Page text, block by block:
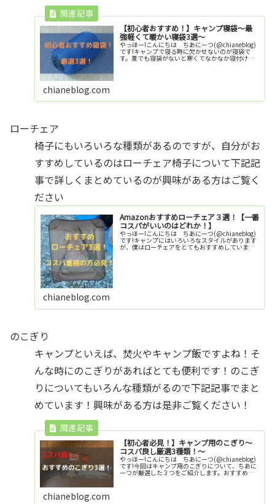
【初心者おすすめ！】キャンプ寝袋〜最
強軽くて暖かい寝袋3選〜
やっほー!こんにちは ちあにーつ(@chianeblog)
です!キャンプで寝る時に欠かせないのが寝袋で
す。夏でも寝袋がないと寒くてなかなか寝付けず
につらい思いをしてしまいます。そうならないた
chianeblog.com
ローチェア
椅子にもいろいろな種類があるのですが、自分がお
すすめしているのはローチェア椅子について下記記
事で詳しくまとめているのが興味がある方はご覧く
ださい
Amazonおすすめローチェア３選！【一番
コスパがいいのはどれか！】
やっほー!こんにちは ちあにーつ(@chianeblog)
です!キャンプにはいろいろなスタイルがあります
が、僕はローチェアをとてもおすすめしていま
chianeblog.com
のこぎり
キャンプといえば、焚火やキャンプ飯ですよね！そ
んな時にのこぎりがあればとても便利です！のこぎ
りについてもいろんな種類がるので下記記事でまと
めています！興味がある方は是非ご覧ください！
【初心者必見！】キャンプ用のこぎり～
コスパ良し厳選3種類！～
やっほー!こんにちは ちあにーつ(@chianeblog)
です!今回はキャンプ用のこぎりについて、ちあに
ーつが厳選した３つをご紹介します。おすすめキ
chianeblog.com